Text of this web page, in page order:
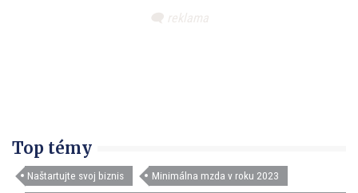
Top témy
Naštartujte svoj biznis Minimálna mzda v roku 2023